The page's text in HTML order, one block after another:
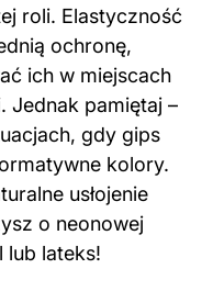
roli. Elastyczność
ochronę,
ich w miejscach
Jednak pamiętaj –
gdy gips
kolory.
usłojenie
o neonowej
lub lateks!